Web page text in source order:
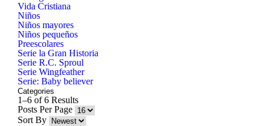
Vida Cristiana
Niños
Niños mayores
Niños pequeños
Preescolares
Serie la Gran Historia
Serie R.C. Sproul
Serie Wingfeather
Serie: Baby believer
Categories
1–6 of 6 Results
Posts Per Page
Sort By